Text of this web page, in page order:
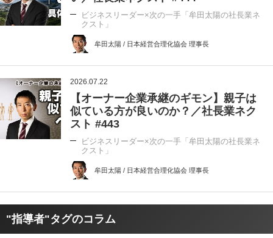
ビジネスリーダー×次の一手「牟田太陽の社長業ネ
クスト」
牟田太陽 / 日本経営合理化協会 理事長
2026.07.22
【オーナー企業承継のギモン】親子は
似ている方が良いのか？／社長業ネク
スト #443
ビジネスリーダー×次の一手「牟田太陽の社長業ネ
クスト」
牟田太陽 / 日本経営合理化協会 理事長
"指導者"タグのコラム